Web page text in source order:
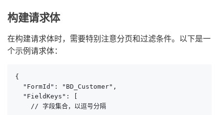
构建请求体
在构建请求体时，需要特别注意分页和过滤条件。以下是一
个示例请求体：
{
  "FormId": "BD_Customer",
  "FieldKeys": [
    // 字段集合，以逗号分隔